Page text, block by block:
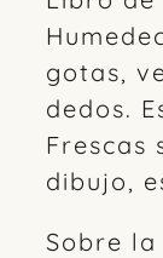
gotas,
dedos.
Frescas
dibujo,
Sobre